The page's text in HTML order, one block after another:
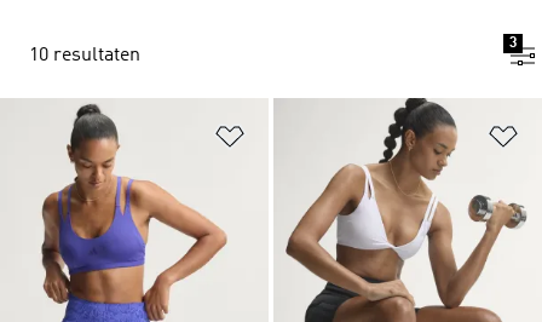
10 resultaten
3
Op verlanglijst zetten